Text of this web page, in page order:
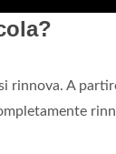
rinnova. A